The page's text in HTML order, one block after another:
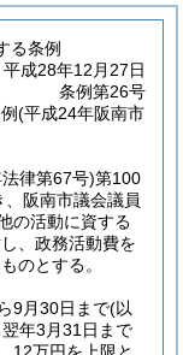
る条例
平成28年12月27日
条例第26号
(平成24年阪南市
律第67号)第100
阪南市議会議員
の活動に資する
、政務活動費を
のとする。
9月30日まで(以
年3月31日まで